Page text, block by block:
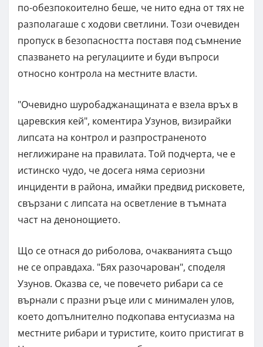
по-обезпокоително беше, че нито една от тях не
разполагаше с ходови светлини. Този очевиден
пропуск в безопасността поставя под съмнение
спазването на регулациите и буди въпроси
относно контрола на местните власти.
"Очевидно шуробаджанащината е взела връх в
царевския кей", коментира Узунов, визирайки
липсата на контрол и разпространеното
неглижиране на правилата. Той подчерта, че е
истинско чудо, че досега няма сериозни
инциденти в района, имайки предвид рисковете,
свързани с липсата на осветление в тъмната
част на денонощието.
Що се отнася до риболова, очакванията също
не се оправдаха. "Бях разочарован", споделя
Узунов. Оказва се, че повечето рибари са се
върнали с празни ръце или с минимален улов,
което допълнително подкопава ентусиазма на
местните рибари и туристите, които пристигат в